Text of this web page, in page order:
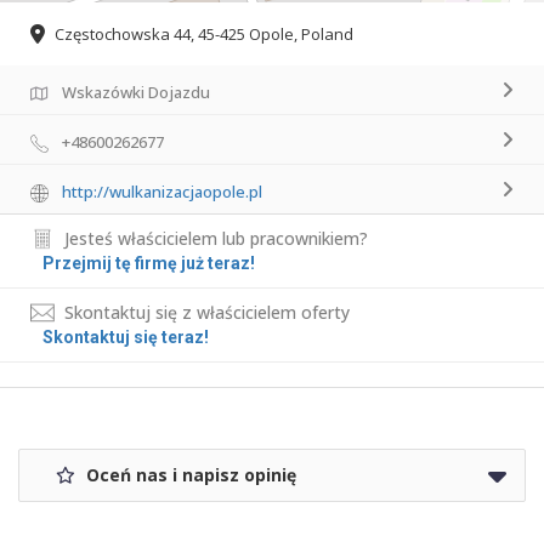
Częstochowska 44, 45-425 Opole, Poland
Wskazówki Dojazdu
+48600262677
http://wulkanizacjaopole.pl
Jesteś właścicielem lub pracownikiem?
Przejmij tę firmę już teraz!
Skontaktuj się z właścicielem oferty
Skontaktuj się teraz!
Oceń nas i napisz opinię